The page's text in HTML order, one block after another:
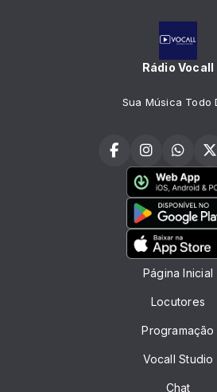
Rádio Vocall
Sua Música Todo
Página Inicial
Locutores
Programação
Vocall Studio
Chat